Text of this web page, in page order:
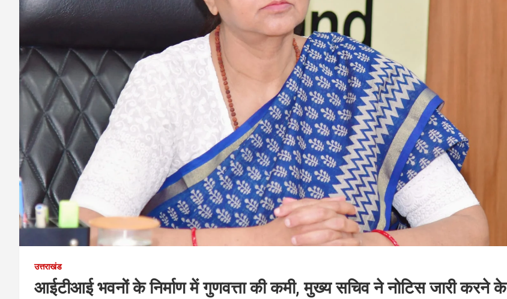
उत्तराखंड
आईटीआई भवनों के निर्माण में गुणवत्ता की कमी, मुख्य सचिव ने नोटिस जारी करने के